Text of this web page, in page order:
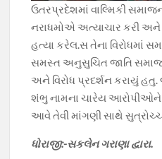
ઉતરપ્રદેશમાં વાલ્મિકી
નરાધમોએ અત્યાચાર કરી અને
હત્યા કરેલ.સ તેના વિરોધમાં
સમસ્ત અનુસુચિત જાતિ સમાજ
અને વિરોધ પ્રદર્શન કરાયું
શંભુ નામના ચારેય આરોપીઓને
આવે તેવી માંગણી સાથે
ધોરાજી:-સકલેન ગરાણા દ્વારા.